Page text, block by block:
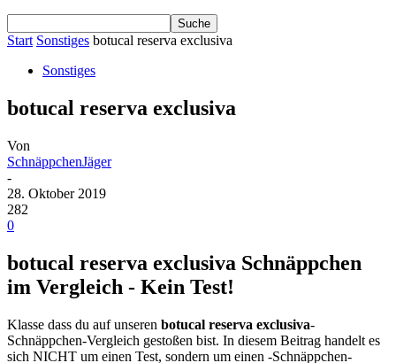
Start Sonstiges botucal reserva exclusiva
Sonstiges
botucal reserva exclusiva
Von
SchnäppchenJäger
-
28. Oktober 2019
282
0
botucal reserva exclusiva Schnäppchen
im Vergleich - Kein Test!
Klasse dass du auf unseren botucal reserva exclusiva-
Schnäppchen-Vergleich gestoßen bist. In diesem Beitrag handelt es
sich NICHT um einen Test, sondern um einen -Schnäppchen-